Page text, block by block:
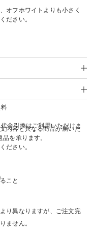
オフホワイトよりも小さく
ださい。
金引換はご利用いただけま
り異なりますが、ご注文完
内容と異なる商品が届いた
品を承ります。
ださい。
こと
ません。